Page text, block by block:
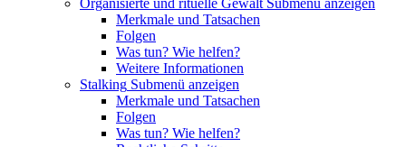
Organisierte und rituelle Gewalt Submenü anzeigen
Merkmale und Tatsachen
Folgen
Was tun? Wie helfen?
Weitere Informationen
Stalking Submenü anzeigen
Merkmale und Tatsachen
Folgen
Was tun? Wie helfen?